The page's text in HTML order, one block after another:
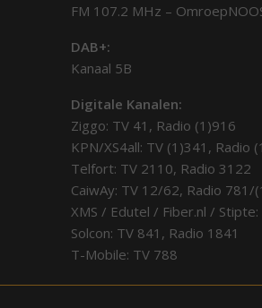
FM 107.2 MHz –
DAB+:
Kanaal 5B
Digitale Kanalen:
Ziggo: TV 41, Radio (1)916
KPN/XS4all: TV (1)341, Radio
Telfort: TV 2110, Radio 3122
CaiwAy: TV 12/62, Radio 781/
XMS / Edutel / Fiber.nl /
Solcon: TV 841, Radio 1841
T-Mobile: TV 788